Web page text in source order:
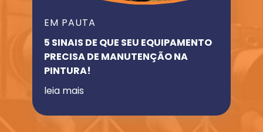
EM PAUTA
5 SINAIS DE QUE SEU EQUIPAMENTO
PRECISA DE MANUTENÇÃO NA
PINTURA!
leia mais